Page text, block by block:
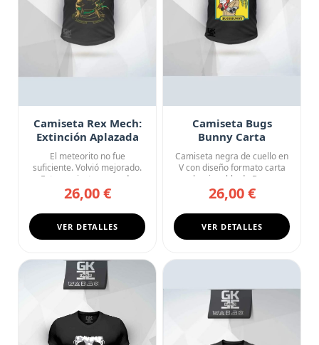
Camiseta Rex Mech:
Extinción Aplazada
El meteorito no fue
suficiente. Volvió mejorado.
Esta camiseta negra de
cuell...
26,00 €
VER DETALLES
Camiseta Bugs
Bunny Carta
Coleccionable
Looney Tunes
Camiseta negra de cuello en
V con diseño formato carta
coleccionable de Bugs ...
26,00 €
VER DETALLES